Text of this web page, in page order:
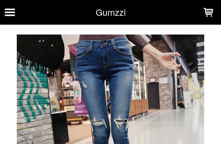
Gumzzi